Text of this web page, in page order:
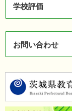
学校評価
お問い合わせ